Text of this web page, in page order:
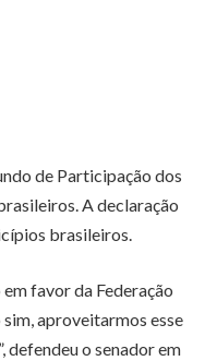
de Participação dos
A declaração
brasileiros.
favor da Federação
aproveitarmos esse
o senador em